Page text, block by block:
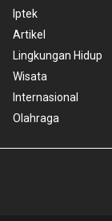
Iptek
Artikel
Lingkungan Hidup
Wisata
Internasional
Olahraga